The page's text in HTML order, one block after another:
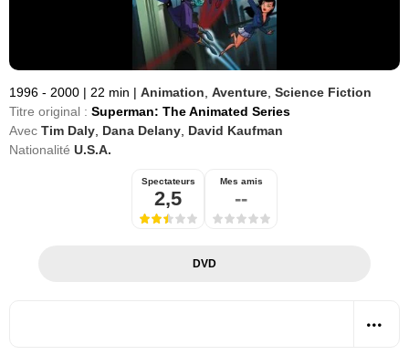
1996 - 2000 | 22 min | Animation Aventure Science Fiction
Titre original : Superman: The Animated Series
Avec Tim Daly Dana Delany David Kaufman
Nationalité U.S.A.
Spectateurs
2,5
Mes amis
--
DVD